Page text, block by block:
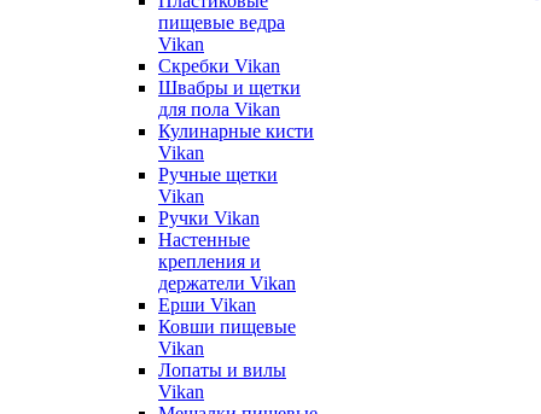
пищевые ведра
Vikan
Скребки Vikan
Швабры и щетки
для пола Vikan
Кулинарные кисти
Vikan
Ручные щетки
Vikan
Ручки Vikan
Настенные
крепления и
держатели Vikan
Ерши Vikan
Ковши пищевые
Vikan
Лопаты и вилы
Vikan